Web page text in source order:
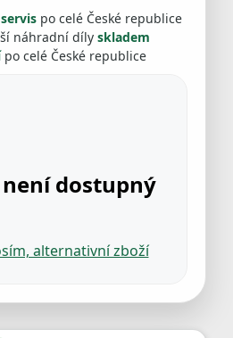
po celé České republice
náhradní dílyskladem
po celé České republice
dostupný
alternativní zboží